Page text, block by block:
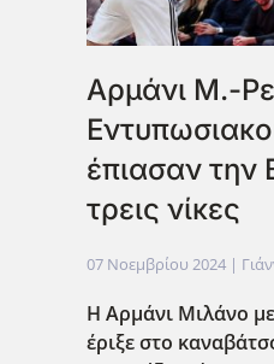
Αρμάνι Μ.-
έπιασαν την
τρεις νίκες
07 Νοεμβρίου 2024 |
Η Αρμάνι Μιλάνο
έριξε στο